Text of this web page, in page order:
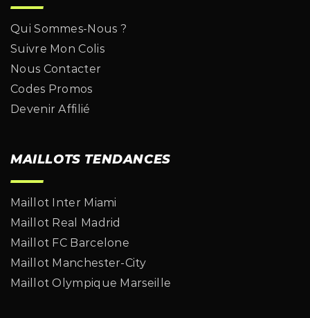
Qui Sommes-Nous ?
Suivre Mon Colis
Nous Contacter
Codes Promos
Devenir Affilié
MAILLOTS TENDANCES
Maillot Inter Miami
Maillot Real Madrid
Maillot FC Barcelone
Maillot Manchester-City
Maillot Olympique Marseille